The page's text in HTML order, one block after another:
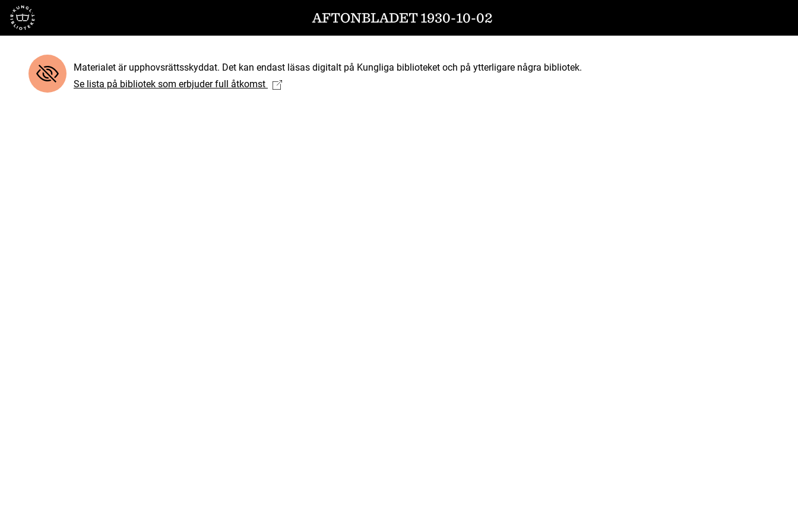
Till startsidan AFTONBLADET 1930-10-02
Materialet är upphovsrättsskyddat. Det kan endast läsas digitalt på Kungliga biblioteket och på ytterligare några bibliotek.
Se lista på bibliotek som erbjuder full åtkomst